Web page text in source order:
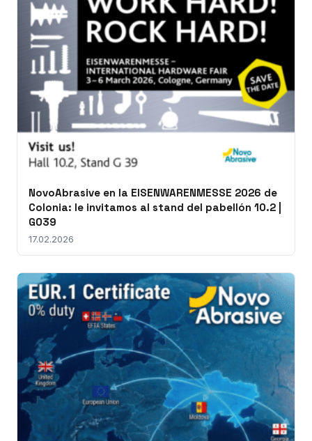
NovoAbrasive en la EISENWARENMESSE 2026 de
Colonia: le invitamos al stand del pabellón 10.2 |
G039
17.02.2026